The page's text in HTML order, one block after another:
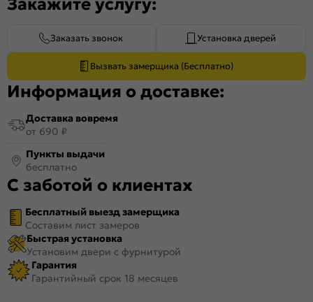
Заказать звонок Установка дверей
Вызвать замерщика (Бесплатно)
Информация о доставке:
Доставка вовремя
от 690 ₽
Пункты выдачи
бесплатно
С заботой о клиентах
Бесплатный выезд замерщика
Составим лист замеров
Быстрая установка
Установим двери с фурнитурой
Гарантия
Гарантийный срок 18 месяцев